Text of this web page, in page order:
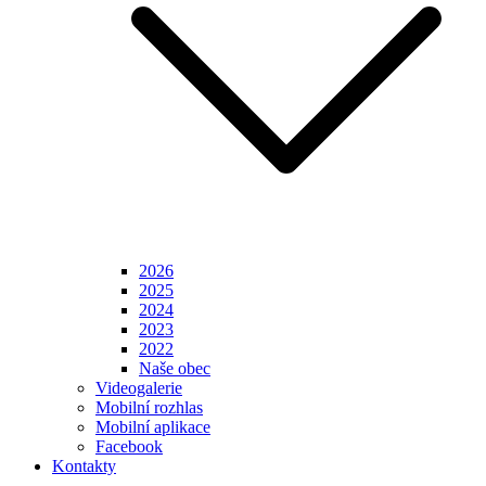
2026
2025
2024
2023
2022
Naše obec
Videogalerie
Mobilní rozhlas
Mobilní aplikace
Facebook
Kontakty